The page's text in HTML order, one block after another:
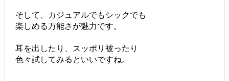
そして、カジュアルでもシックでも
楽しめる万能さが魅力です。
耳を出したり、スッポリ被ったり
色々試してみるといいですね。